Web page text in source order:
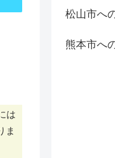
は
ま
松山市へ
熊本市へ